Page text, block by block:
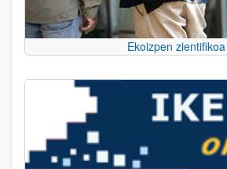
Ekoizpen zientifikoa